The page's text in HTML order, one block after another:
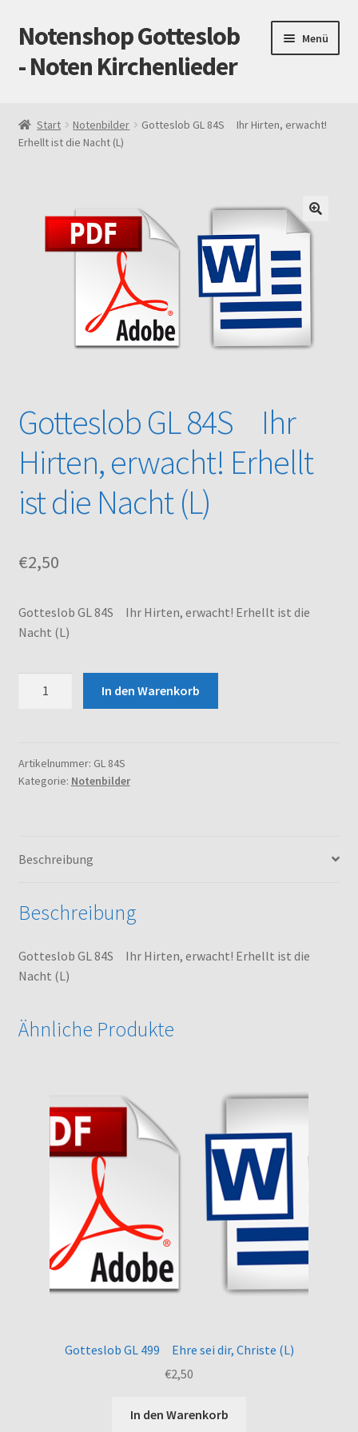
Zur
Navigation
springen
Zum
Inhalt
springen
Notenshop Gotteslob
- Noten Kirchenlieder
Menü
AGB
Cookie-Richtlinie (EU)
Gotteslob alt / neu
Versand und Zahlungsbedingungen
Warenkorb
Start Notenbilder
Gotteslob GL 84S Ihr Hirten, erwacht!
Erhellt ist die Nacht (L)
Gotteslob GL 84S Ihr
Hirten, erwacht! Erhellt
ist die Nacht (L)
€2,50
Gotteslob GL 84S Ihr Hirten, erwacht! Erhellt ist die
Nacht (L)
Hirten,
erwacht!
Nacht
In den Warenkorb
Artikelnummer: GL 84S
Kategorie: Notenbilder
Beschreibung
Beschreibung
Gotteslob GL 84S Ihr Hirten, erwacht! Erhellt ist die
Nacht (L)
Ähnliche Produkte
Gotteslob GL 499 Ehre sei dir, Christe (L)
€2,50
In den Warenkorb